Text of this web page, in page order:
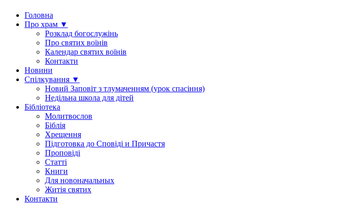
Головна
Про храм ▼
Розклад богослужінь
Про святих воїнів
Календар святих воїнів
Контакти
Новини
Спілкування ▼
Новий Заповіт з тлумаченням (урок спасіння)
Недільна школа для дітей
Бібліотека
Молитвослов
Біблія
Хрещення
Підготовка до Сповіді и Причастя
Проповіді
Статті
Книги
Для новоначальных
Житія святих
Контакти